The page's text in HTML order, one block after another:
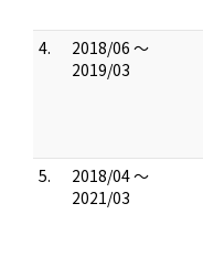
4.
2018/06 ～
2019/03
5.
2018/04 ～
2021/03